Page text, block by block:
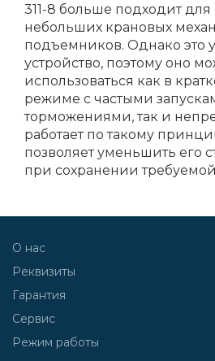
311-8 больше подходит для
небольших крановых
подъемников. Однако это
устройство, поэтому оно
использоваться как в
режиме с частыми
торможениями, так и
работает по такому
позволяет уменьшить его
при сохранении
О нас
Реквизиты
Гарантия
Сервис
Режим работы